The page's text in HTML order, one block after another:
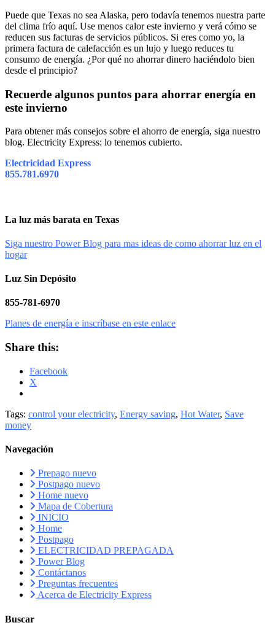
Puede que Texas no sea Alaska, pero todavía tenemos nuestra parte
del clima frío aquí. Use menos calor este invierno y verá cómo se
reducen sus facturas de servicios públicos. Si eres como yo, la
primera factura de calefacción es un lujo y luego reduces tu
consumo de energía. ¿Por qué no ahorrar dinero haciéndolo bien
desde el principio?
Recuerde algunos puntos para ahorrar energía en
este invierno
Para obtener más consejos sobre el ahorro de energía, siga nuestro
blog. Electricity Express: lo tenemos cubierto.
Electricidad Express
855.781.6970
La luz más barata en Texas
Siga nuestro Power Blog para mas ideas de como ahorrar luz en el
hogar
Luz Sin Depósito
855-781-6970
Planes de energía e inscríbase en este enlace
Share this:
Facebook
X
Tags: control your electricity, Energy saving, Hot Water, Save
money
Navegación
Prepago nuevo
Postpago nuevo
Home nuevo
Mapa de Cobertura
INICIO
Home
Postpago
ELECTRICIDAD PREPAGADA
Power Blog
Contáctanos
Preguntas frecuentes
Acerca de Electricity Express
Buscar